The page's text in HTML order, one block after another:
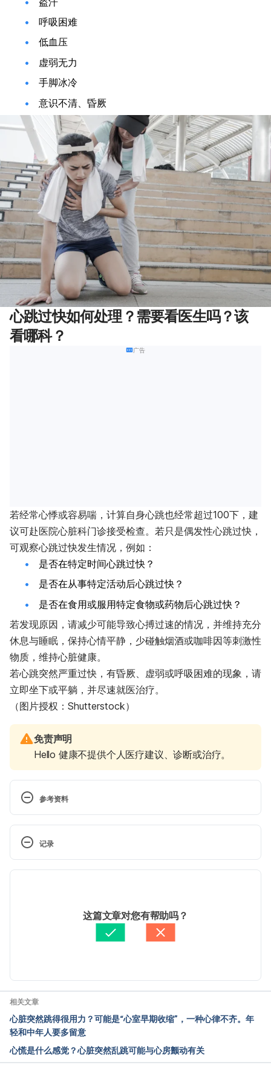
呼吸困难
低血压
虚弱无力
手脚冰冷
意识不清、昏厥
心跳过快如何处理？需要看医生吗？该
看哪科？
广告
若经常心悸或容易喘，计算自身心跳也经常超过100下，建
议可赴医院心脏科门诊接受检查。若只是偶发性心跳过快，
可观察心跳过快发生情况，例如：
是否在特定时间心跳过快？
是否在从事特定活动后心跳过快？
是否在食用或服用特定食物或药物后心跳过快？
若发现原因，请减少可能导致心搏过速的情况，并维持充分
休息与睡眠，保持心情平静，少碰触烟酒或咖啡因等刺激性
物质，维持心脏健康。
若心跳突然严重过快，有昏厥、虚弱或呼吸困难的现象，请
立即坐下或平躺，并尽速就医治疗。
（图片授权：Shutterstock）
免责声明
Hello 健康不提供个人医疗建议、诊断或治疗。
参考资料
常见心律不整的种类（三军总医院）
https://wwwv.tsgh.ndmctsgh.edu.tw/unit/10012/128
61 Accessed September 19, 2022
https://www.auh.org.tw/NewsInfo/NewsArticle?
no=797 Accessed September 19, 2022
https://www1.cgmh.org.tw/intr/intr4/c8a00/health/a
rticle/article_36.html Accessed September 19, 2022
认识心房心跳过快（关心您的心）
https://www.careheart.org.hk/?page_id=380
Accessed September 19, 2022
记录
張凱安 Kyle Chang
黃斯煒醫師
这篇文章对您有帮助吗？
相关文章
心脏突然跳得很用力？可能是“心室早期收缩”，一种心律不齐。年
轻和中年人要多留意
心慌是什么感觉？心脏突然乱跳可能与心房颤动有关